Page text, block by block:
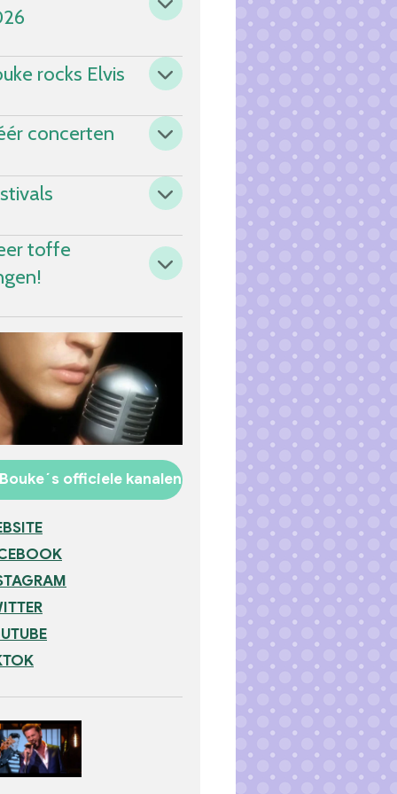
rocks Elvis
concerten
toffe
Bouke´s officiele kanalen